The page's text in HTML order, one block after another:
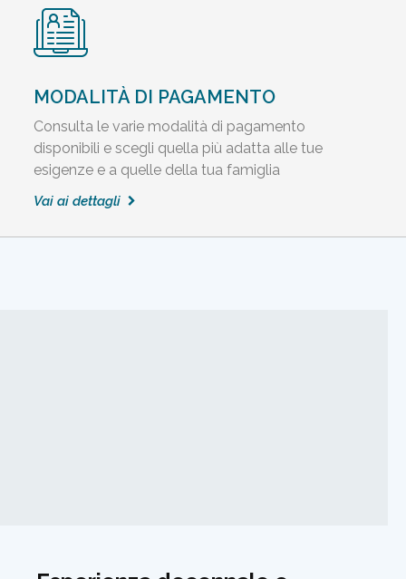
MODALITÀ DI PAGAMENTO
Consulta le varie modalità di pagamento
disponibili e scegli quella più adatta alle tue
esigenze e a quelle della tua famiglia
Vai ai dettagli